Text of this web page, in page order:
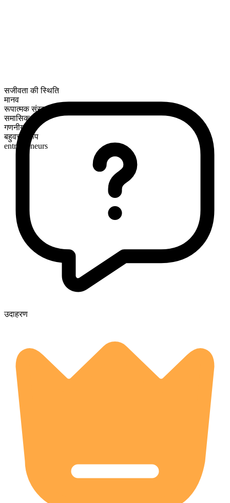
सजीवता की स्थिति
मानव
रूपात्मक संरचना
समासिक
गणनीय
बहुवचन रूप
entrepreneurs
उदाहरण